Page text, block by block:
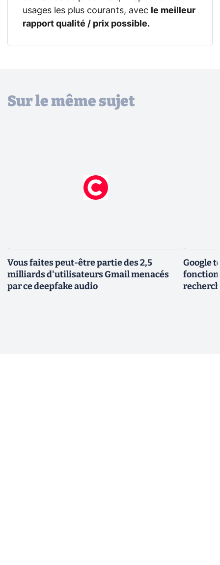
usages les plus courants, avec
le meilleur
rapport qualité / prix possible.
Sur le même sujet
Vous faites peut-être partie des 2,5
milliards d'utilisateurs Gmail menacés
par ce deepfake audio
Google